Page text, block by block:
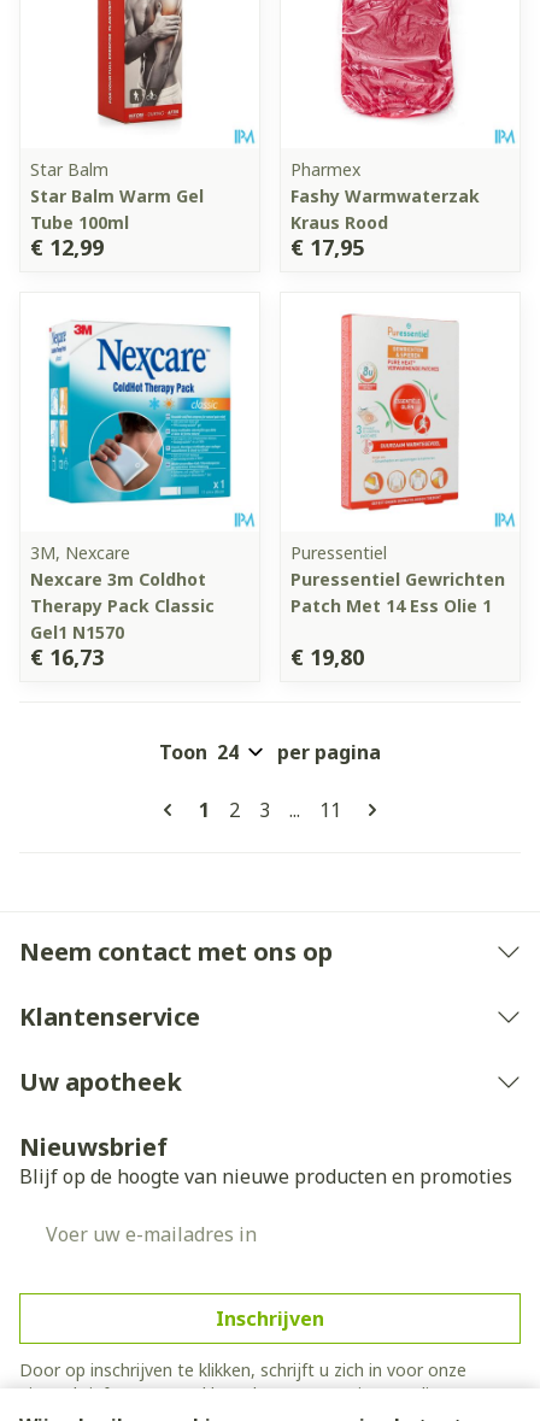
Star Balm
Star Balm Warm Gel
Tube 100ml
€ 12,99
Pharmex
Fashy Warmwaterzak
Kraus Rood
€ 17,95
3M, Nexcare
Nexcare 3m Coldhot
Therapy Pack Classic
Gel1 N1570
€ 16,73
Puressentiel
Puressentiel Gewrichten
Patch Met 14 Ess Olie 1
€ 19,80
Pagina's
U lees momenteel pagina
1 Pagina
2 Pagina
3 ... Pagina
11
Toon per pagina
Neem contact met ons op
Klantenservice
Uw apotheek
Nieuwsbrief
Blijf op de hoogte van nieuwe producten en promoties
Inschrijven
Door op inschrijven te klikken, schrijft u zich in voor onze
nieuwsbrief en gaat u akkoord met onzeprivacy policy.